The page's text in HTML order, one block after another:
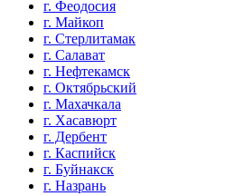
г. Феодосия
г. Майкоп
г. Стерлитамак
г. Салават
г. Нефтекамск
г. Октябрьский
г. Махачкала
г. Хасавюрт
г. Дербент
г. Каспийск
г. Буйнакск
г. Назрань